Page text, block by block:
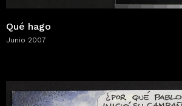
Qué hago
Junio 2007